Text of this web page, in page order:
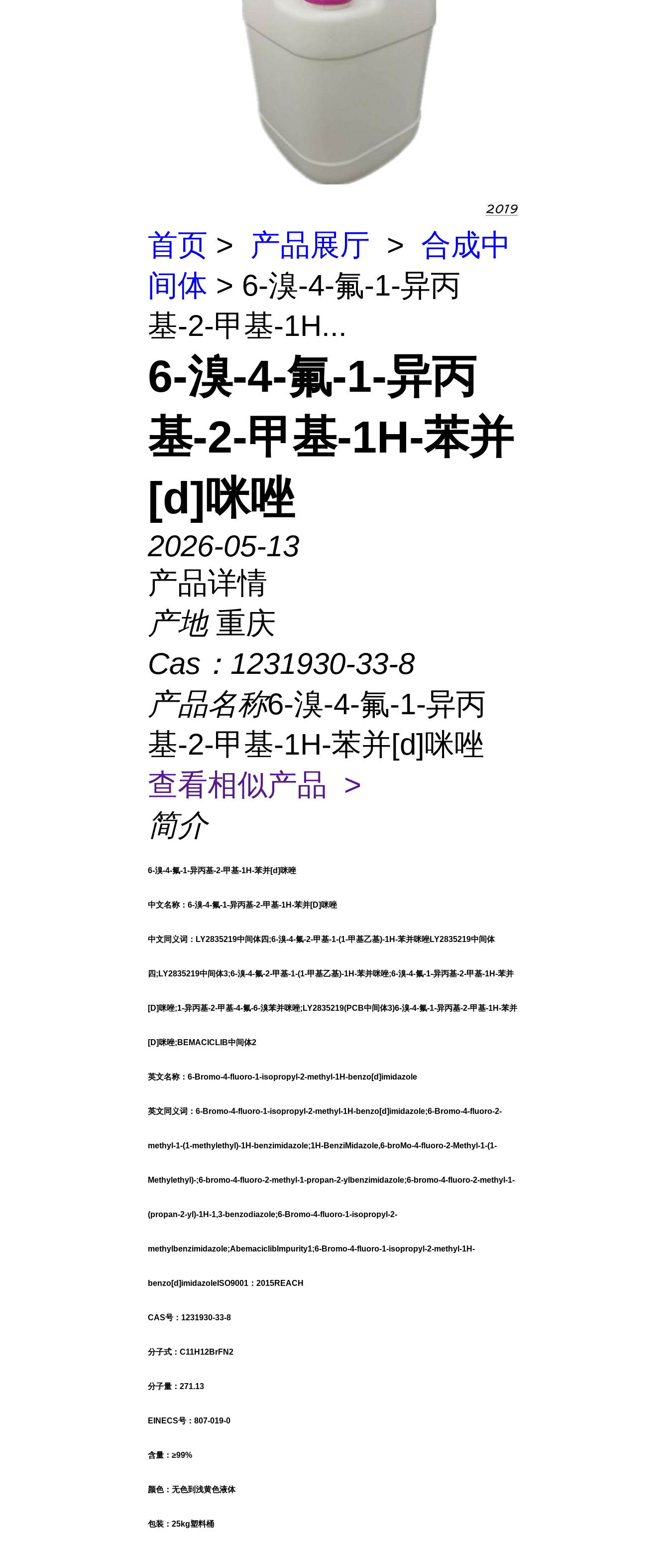
首页 > 产品展厅 > 合成中
间体 > 6-溴-4-氟-1-异丙
基-2-甲基-1H...
6-溴-4-氟-1-异丙
基-2-甲基-1H-苯并
[d]咪唑
2026-05-13
产品详情
产地 重庆
Cas： 1231930-33-8
产品名称6-溴-4-氟-1-异丙
基-2-甲基-1H-苯并[d]咪唑
查看相似产品 >
简介
6-溴-4-氟-1-异丙基-2-甲基-1H-苯并[d]咪唑
中文名称：6-溴-4-氟-1-异丙基-2-甲基-1H-苯并[D]咪唑
中文同义词：LY2835219中间体四;6-溴-4-氟-2-甲基-1-(1-甲基乙基)-1H-苯并咪唑LY2835219中间体
四;LY2835219中间体3;6-溴-4-氟-2-甲基-1-(1-甲基乙基)-1H-苯并咪唑;6-溴-4-氟-1-异丙基-2-甲基-1H-苯并
[D]咪唑;1-异丙基-2-甲基-4-氟-6-溴苯并咪唑;LY2835219(PCB中间体3)6-溴-4-氟-1-异丙基-2-甲基-1H-苯并
[D]咪唑;BEMACICLIB中间体2
英文名称：6-Bromo-4-fluoro-1-isopropyl-2-methyl-1H-benzo[d]imidazole
英文同义词：6-Bromo-4-fluoro-1-isopropyl-2-methyl-1H-benzo[d]imidazole;6-Bromo-4-fluoro-2-
methyl-1-(1-methylethyl)-1H-benzimidazole;1H-BenziMidazole,6-broMo-4-fluoro-2-Methyl-1-(1-
Methylethyl)-;6-bromo-4-fluoro-2-methyl-1-propan-2-ylbenzimidazole;6-bromo-4-fluoro-2-methyl-1-
(propan-2-yl)-1H-1,3-benzodiazole;6-Bromo-4-fluoro-1-isopropyl-2-
methylbenzimidazole;AbemaciclibImpurity1;6-Bromo-4-fluoro-1-isopropyl-2-methyl-1H-
benzo[d]imidazoleISO9001：2015REACH
CAS号：1231930-33-8
分子式：C11H12BrFN2
分子量：271.13
EINECS号：807-019-0
含量：≥99%
颜色：无色到浅黄色液体
包装：25kg塑料桶